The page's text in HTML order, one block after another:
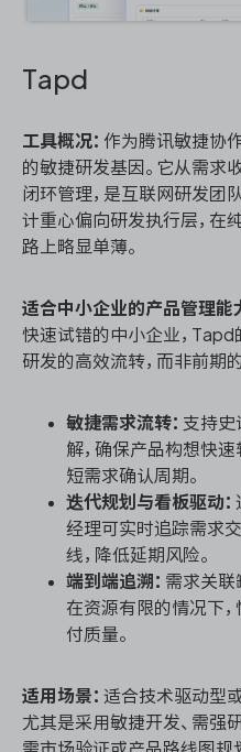
Tapd
工具概况： 作为腾讯敏捷协
的敏捷研发基因。它从需求
闭环管理，是互联网研发团
计重心偏向研发执行层，在
路上略显单薄。
适合中小企业的产品管理能
快速试错的中小企业，
研发的高效流转，而非前期
敏捷需求流转： 支持史
解，确保产品构想快
短需求确认周期。
迭代规划与看板驱动：
经理可实时追踪需求
线，降低延期风险。
端到端追溯： 需求关联
在资源有限的情况下
付质量。
适用场景： 适合技术驱动型
尤其是采用敏捷开发、需强